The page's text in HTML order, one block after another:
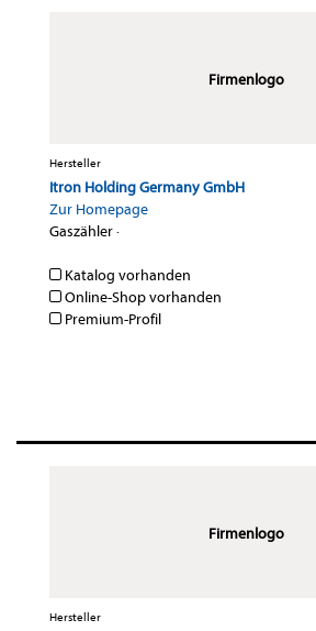
Firmenlogo
Hersteller
Itron Holding Germany GmbH
Zur Homepage
Gaszähler·
Katalog vorhanden
Online-Shop vorhanden
Premium-Profil
Firmenlogo
Hersteller